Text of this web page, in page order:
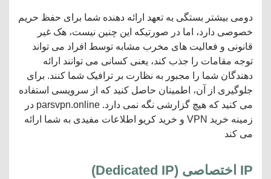
دومی بیشتر بستگی به تعهد ارائه دهنده شما برای حفظ حریم
خصوصی دارد، اما در صورتیکه این چنین نیست، هک غیر
قانونی و فعالیت های مخرب مشابه توسط افراد می تواند
توجه مقامات را جذب کند، یعنی کسانی می توانند ارائه
دهندگان شما را مجبور به نظارت بر ترافیک شما کنند. برای
جلوگیری از آن، اطمینان حاصل کنید که از سرویسی استفاده
می کنید که هیچ گزارشی نگه نمی دارد. parsvpn.online در
زمینه خرید VPN و خرید کریو اطلاعات مفیدی به شما ارائه
می کند
IP اختصاصی (
Dedicated IP
)